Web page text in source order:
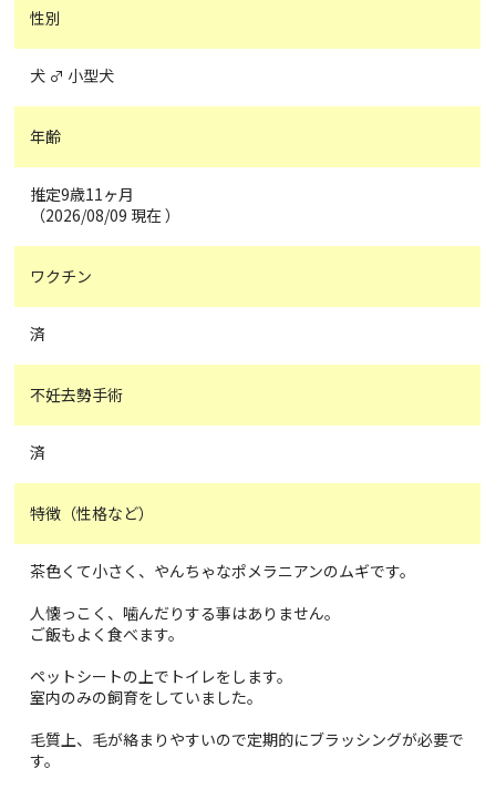
性別
犬 ♂ 小型犬
年齢
推定9歳11ヶ月
（2026/08/09 現在 ）
ワクチン
済
不妊去勢手術
済
特徴（性格など）
茶色くて小さく、やんちゃなポメラニアンのムギです。
人懐っこく、噛んだりする事はありません。
ご飯もよく食べます。
ペットシートの上でトイレをします。
室内のみの飼育をしていました。
毛質上、毛が絡まりやすいので定期的にブラッシングが必要で
す。